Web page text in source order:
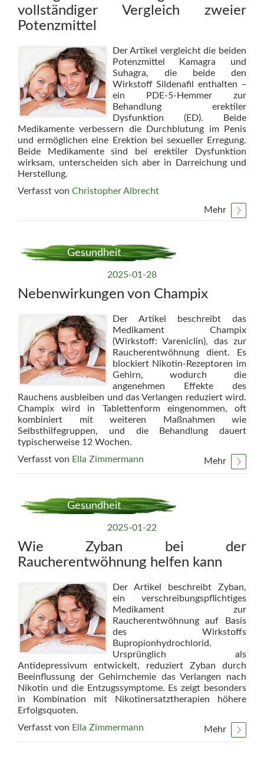
vollständiger Vergleich zweier
Potenzmittel
Der Artikel vergleicht die beiden
Potenzmittel Kamagra und
Suhagra, die beide den
Wirkstoff Sildenafil enthalten –
ein PDE-5-Hemmer zur
Behandlung erektiler
Dysfunktion (ED). Beide
Medikamente verbessern die Durchblutung im Penis
und ermöglichen eine Erektion bei sexueller Erregung.
Beide Medikamente sind bei erektiler Dysfunktion
wirksam, unterscheiden sich aber in Darreichung und
Herstellung.
Verfasst von Christopher Albrecht
Mehr
Gesundheit
2025-01-28
Nebenwirkungen von Champix
Der Artikel beschreibt das
Medikament Champix
(Wirkstoff: Vareniclin), das zur
Raucherentwöhnung dient. Es
blockiert Nikotin-Rezeptoren im
Gehirn, wodurch die
angenehmen Effekte des
Rauchens ausbleiben und das Verlangen reduziert wird.
Champix wird in Tablettenform eingenommen, oft
kombiniert mit weiteren Maßnahmen wie
Selbsthilfegruppen, und die Behandlung dauert
typischerweise 12 Wochen.
Verfasst von Ella Zimmermann Mehr
Gesundheit
2025-01-22
Wie Zyban bei der
Raucherentwöhnung helfen kann
Der Artikel beschreibt Zyban,
ein verschreibungspflichtiges
Medikament zur
Raucherentwöhnung auf Basis
des Wirkstoffs
Bupropionhydrochlorid.
Ursprünglich als
Antidepressivum entwickelt, reduziert Zyban durch
Beeinflussung der Gehirnchemie das Verlangen nach
Nikotin und die Entzugssymptome. Es zeigt besonders
in Kombination mit Nikotinersatztherapien höhere
Erfolgsquoten.
Verfasst von Ella Zimmermann Mehr